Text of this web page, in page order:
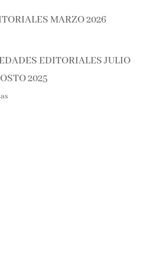
MARZO 2026
EDITORIALES JULIO
2025